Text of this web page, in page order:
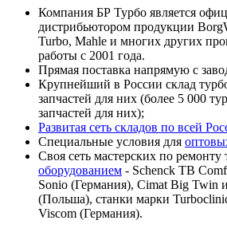
Компания БР Турбо является
дистрибьютором продукции
Turbo, Mahle и многих других
работы с 2001 года.
Прямая поставка напрямую с
Крупнейший в России склад
запчастей для них (более 5 000
запчастей для них);
Развитая сеть складов по всей
Специальные условия для
Своя сеть мастерских по ремонту
оборудованием - Schenck TB
Sonio (Германия), Cimat Big Twin
(Польша), станки марки
Viscom (Германия).